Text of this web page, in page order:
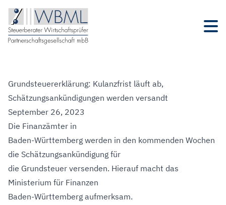
Grundsteuererklärung: Kulanzfrist läuft ab,
Schätzungsankündigungen werden versandt
September 26, 2023
Die Finanzämter in
Baden-Württemberg werden in den kommenden Wochen
die Schätzungsankündigung für
die Grundsteuer versenden. Hierauf macht das
Ministerium für Finanzen
Baden-Württemberg aufmerksam.